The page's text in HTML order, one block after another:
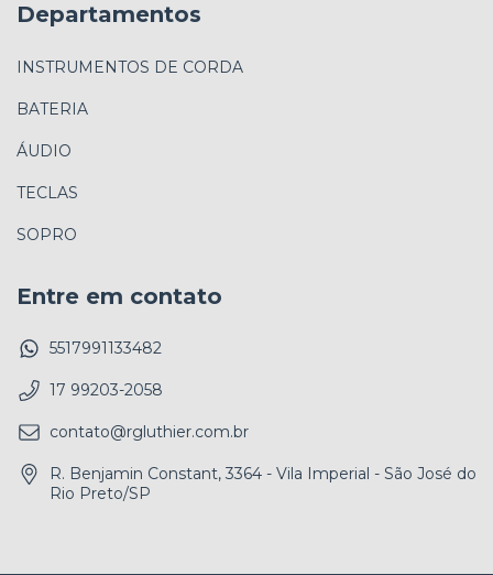
Departamentos
INSTRUMENTOS DE CORDA
BATERIA
ÁUDIO
TECLAS
SOPRO
Entre em contato
5517991133482
17 99203-2058
contato@rgluthier.com.br
R. Benjamin Constant, 3364 - Vila Imperial - São José do
Rio Preto/SP